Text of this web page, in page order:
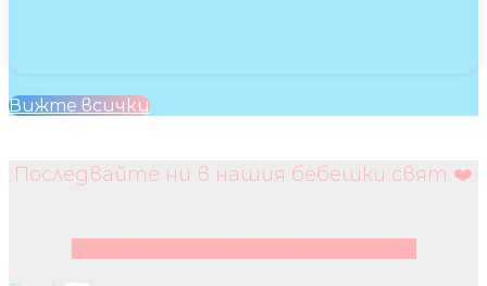
Вижте всички
Последвайте ни в нашия бебешки свят ❤️